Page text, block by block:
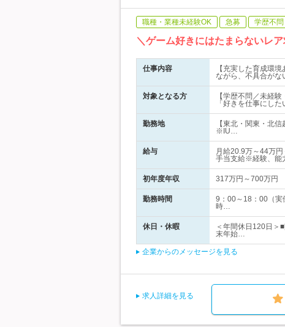
職種・業種未経験OK 急募 学歴不問
＼ゲーム好きにはたまらないレ
仕事内容
【充実した育成環
ながら、不具合がな
対象となる方
【学歴不問／未経
「好きを仕事にし
勤務地
【東北・関東・北
※IU…
給与
月給20.9万～44万
手当支給※経験、
初年度年収 317万円～700万円
勤務時間
9：00～18：00（
時…
休日・休暇
＜年間休日120日
末年始…
企業からのメッセージを見る
求人詳細を見る